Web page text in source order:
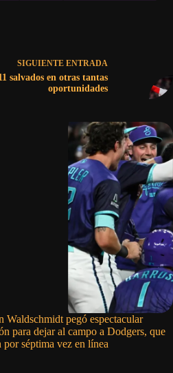
SIGUIENTE ENTRADA
salvados en otras tantas
oportunidades
Waldschmidt pegó espectacular
para dejar al campo a Dodgers, que
por séptima vez en línea